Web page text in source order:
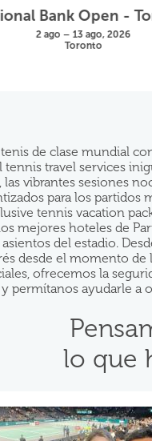
Bank Open -
2 ago – 13 ago, 2026
Toronto
de clase mundial
travel services
vibrantes sesiones
para los partidos
tennis vacation
mejores hoteles de
del estadio.
desde el momento
ofrecemos la
permítanos ayudarle a
lo que